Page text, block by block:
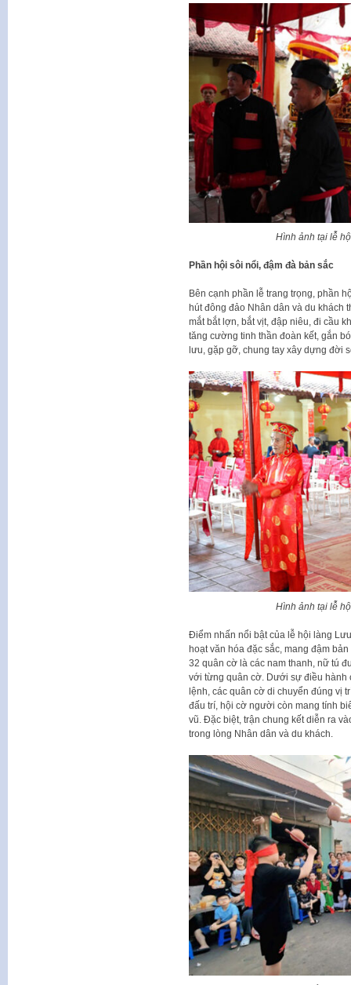
Hình ảnh tại lễ
Phần hội sôi nổi, đậm đà bản sắc
Bên cạnh phần lễ trang trọng, phần
hút đông đảo Nhân dân và du khách
mắt bắt lợn, bắt vịt, đập niêu, đi cầu
tăng cường tinh thần đoàn kết, gắn
lưu, gặp gỡ, chung tay xây dựng đời
Hình ảnh tại lễ
Điểm nhấn nổi bật của lễ hội làng
hoạt văn hóa đặc sắc, mang đậm
32 quân cờ là các nam thanh, nữ tú
với từng quân cờ. Dưới sự điều hành
lệnh, các quân cờ di chuyển đúng vị
đấu trí, hội cờ người còn mang tính
vũ. Đặc biệt, trận chung kết diễn ra
trong lòng Nhân dân và du khách.